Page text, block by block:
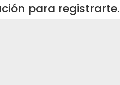
para registrarte.